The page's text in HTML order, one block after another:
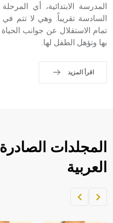
المدرسة الابتدائية، أي
السادسة تقريباً. وهي لا تتم
تمام الاستقلال عن جوانب
بها وتؤهل الطفل لها.
اقرأ المزيد
المجلدات
العربية